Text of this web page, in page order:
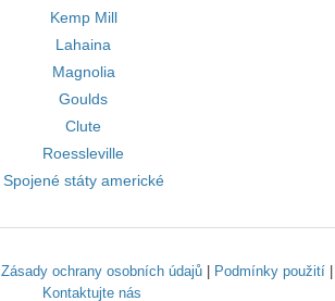
Kemp Mill
Lahaina
Magnolia
Goulds
Clute
Roessleville
Spojené státy americké
Zásady ochrany osobních údajů| Podmínky použití|
Kontaktujte nás